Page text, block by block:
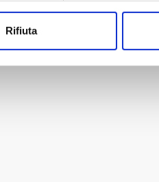
Rifiuta